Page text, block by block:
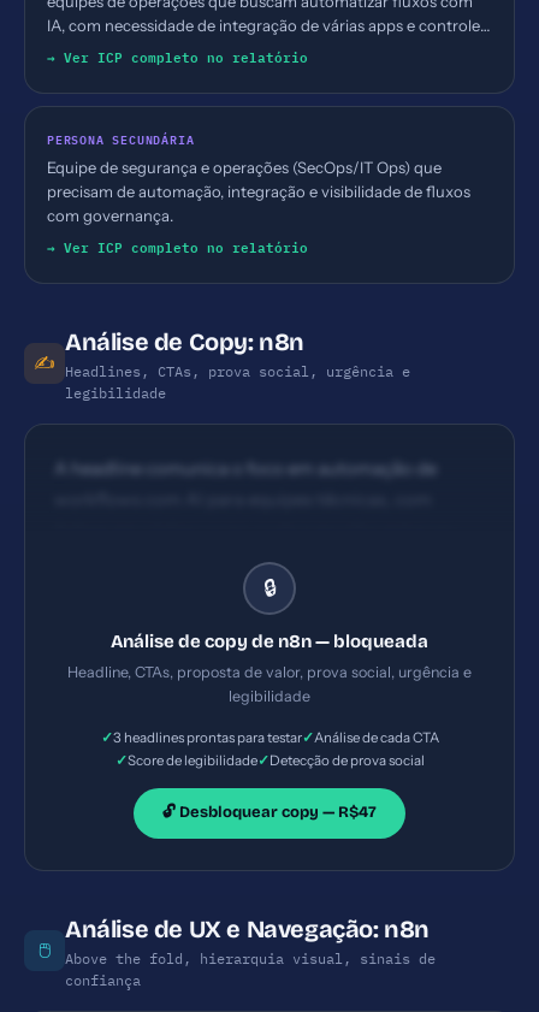
IA, com necessidade de integração de várias apps e controle
de deployment (on-prem/cloud). Segmento B2B, empresas
→ Ver ICP completo no relatório
PERSONA SECUNDÁRIA
Equipe de segurança e operações (SecOps/IT Ops) que
precisam de automação, integração e visibilidade de fluxos
com governança.
→ Ver ICP completo no relatório
✍️
Análise de Copy: n8n
Headlines, CTAs, prova social, urgência e
legibilidade
A headline comunica o foco em automação de
prem/cloud. clareza razoável, impacto moderado,
urgência pouco evidente; poderia enfatizar
reduzir tempo de integração X%). CTAs: há pelo
menos dois CTAs visíveis (Get started for free; Talk
porém a ação principal pode estar confusa entre
clarificar qual ação guia o usuário (free trial vs
🔒
Análise de copy de n8n — bloqueada
Headline, CTAs, proposta de valor, prova social, urgência e
legibilidade
✓3 headlines prontas para testar✓Análise de cada CTA
✓Score de legibilidade✓Detecção de prova social
🔓 Desbloquear copy — R$47
🖱️
Análise de UX e Navegação: n8n
Above the fold, hierarquia visual, sinais de
confiança